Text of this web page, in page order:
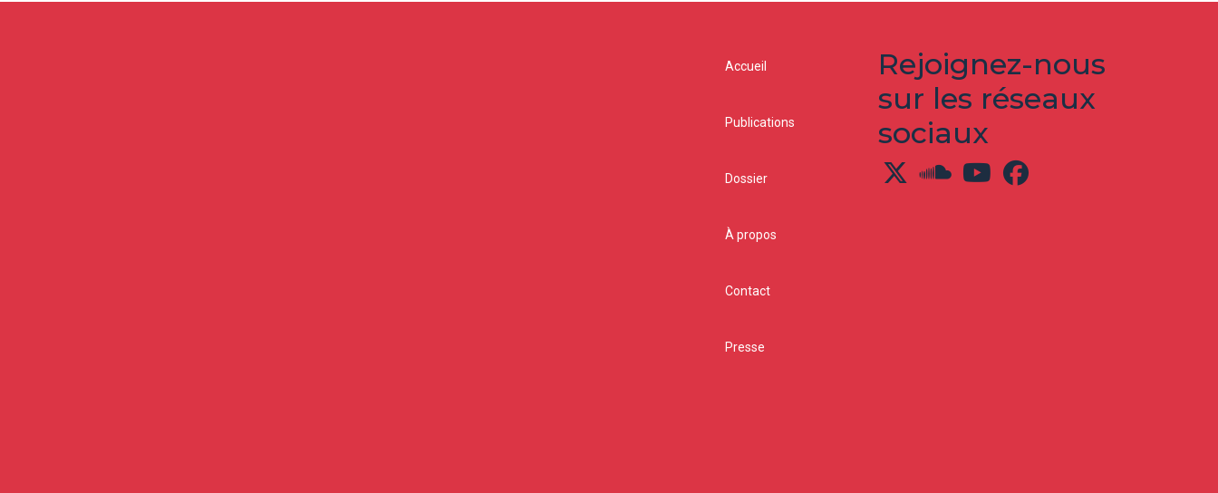
Accueil
Publications
Dossier
À propos
Contact
Presse
Rejoignez-nous
sur les réseaux
sociaux